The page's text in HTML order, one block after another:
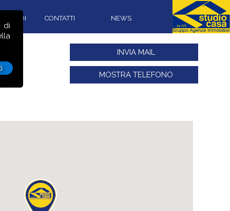
NOI CONTATTI NEWS
INVIA MAIL
MOSTRA TELEFONO
di